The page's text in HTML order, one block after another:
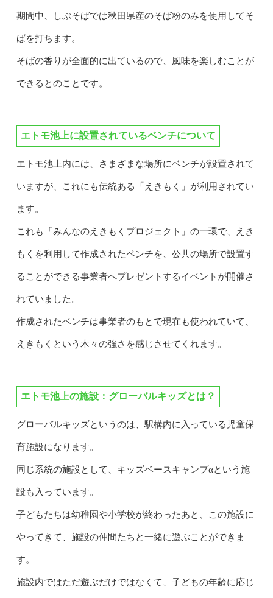
期間中、しぶそばでは秋田県産のそば粉のみを使用してそ
ばを打ちます。
そばの香りが全面的に出ているので、風味を楽しむことが
できるとのことです。
エトモ池上に設置されているベンチについて
エトモ池上内には、さまざまな場所にベンチが設置されて
いますが、これにも伝統ある「えきもく」が利用されてい
ます。
これも「みんなのえきもくプロジェクト」の一環で、えき
もくを利用して作成されたベンチを、公共の場所で設置す
ることができる事業者へプレゼントするイベントが開催さ
れていました。
作成されたベンチは事業者のもとで現在も使われていて、
えきもくという木々の強さを感じさせてくれます。
エトモ池上の施設：グローバルキッズとは？
グローバルキッズというのは、駅構内に入っている児童保
育施設になります。
同じ系統の施設として、キッズベースキャンプαという施
設も入っています。
子どもたちは幼稚園や小学校が終わったあと、この施設に
やってきて、施設の仲間たちと一緒に遊ぶことができま
す。
施設内ではただ遊ぶだけではなくて、子どもの年齢に応じ